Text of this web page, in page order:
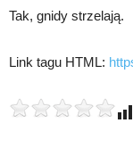
Tak, gnidy strzelają.
Link tagu HTML: